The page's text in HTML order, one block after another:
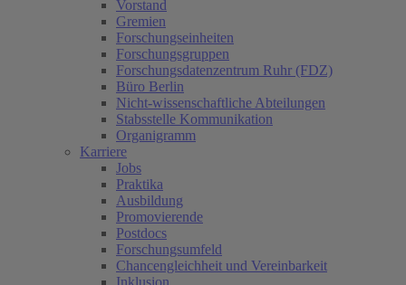
Vorstand
Gremien
Forschungseinheiten
Forschungsgruppen
Forschungsdatenzentrum Ruhr (FDZ)
Büro Berlin
Nicht-wissenschaftliche Abteilungen
Stabsstelle Kommunikation
Organigramm
Karriere
Jobs
Praktika
Ausbildung
Promovierende
Postdocs
Forschungsumfeld
Chancengleichheit und Vereinbarkeit
Inklusion